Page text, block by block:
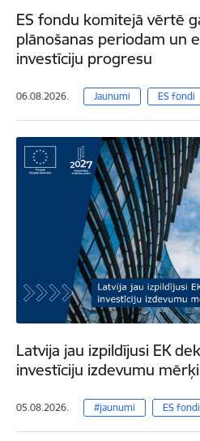
ES fondu komitejā vērtē
plānošanas periodam un
investīciju progresu
06.08.2026. Jaunumi ES fondi
Latvija jau izpildījusi EK
investīciju izdevumu
05.08.2026. #jaunumi ES fondi